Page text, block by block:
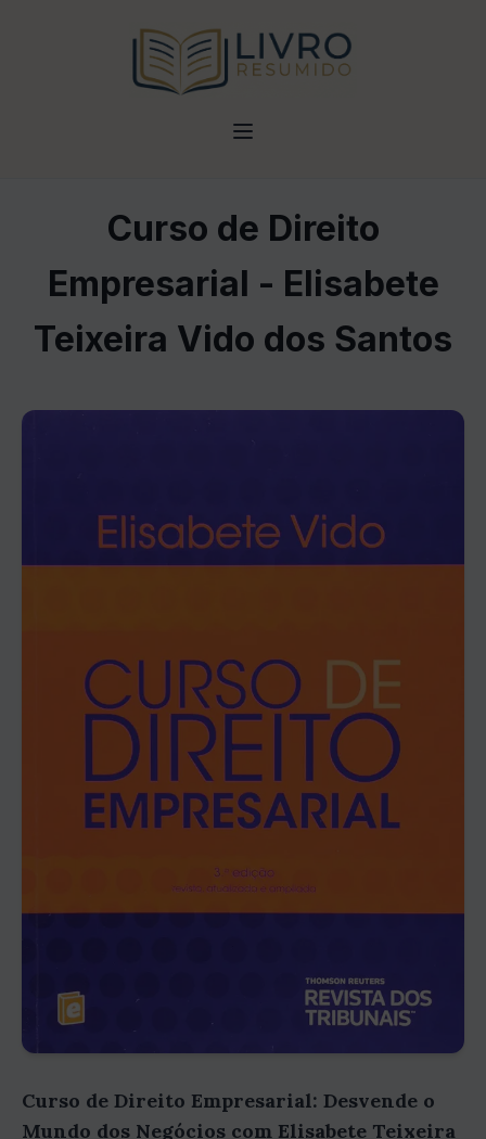
Curso de Direito
Empresarial - Elisabete
Teixeira Vido dos Santos
Curso de Direito Empresarial: Desvende o
Mundo dos Negócios com Elisabete Teixeira